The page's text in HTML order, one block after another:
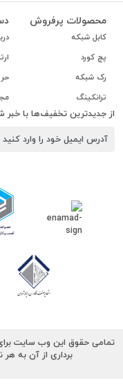
محصولات پرفروش
کابل شبکه
پچ کورد
رک شبکه
ترانکینگ
از جدیدترین تخفیف‌ها با خبر
تمامی حقوق این وب سایت
برداری از آن به